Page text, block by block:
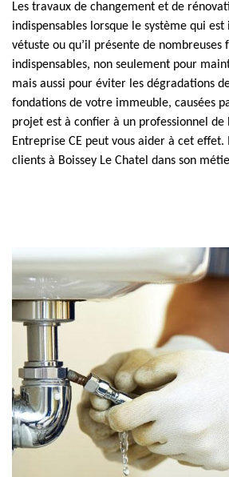
Les travaux de changement et de
indispensables lorsque le système qui
vétuste ou qu’il présente de nombreuses
indispensables, non seulement pour
mais aussi pour éviter les dégradations
fondations de votre immeuble, causées
projet est à confier à un professionnel de
Entreprise CE peut vous aider à cet
clients à Boissey Le Chatel dans son